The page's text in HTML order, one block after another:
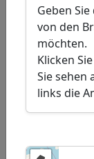
Geben
von den
möchten.
Klicken
Sie sehen
links die